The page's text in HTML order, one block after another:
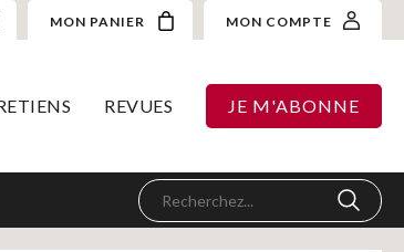
MON PANIER MON COMPTE
REVUES JE M'ABONNE